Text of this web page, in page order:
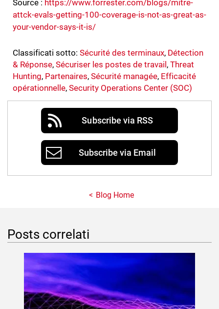
Source : https://www.forrester.com/blogs/mitre-
attck-evals-getting-100-coverage-is-not-as-great-as-
your-vendor-says-it-is/
Classificati sotto: Sécurité des terminaux, Détection
& Réponse, Sécuriser les postes de travail ,Threat
Hunting, Partenaires, Sécurité managée, Efficacité
opérationnelle, Security Operations Center (SOC)
Subscribe via RSS
Subscribe via Email
Blog Home
Posts correlati